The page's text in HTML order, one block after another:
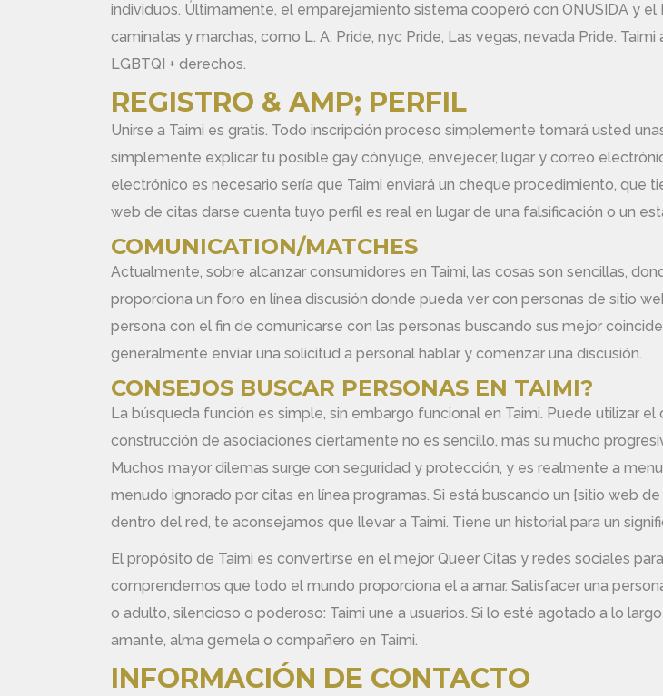
individuos. Últimamente, el emparejamiento sistema cooperó con ONUSIDA y
caminatas y marchas, como L. A. Pride, nyc Pride, Las vegas, nevada Pride.
LGBTQI + derechos.
REGISTRO & AMP; PERFIL
Unirse a Taimi es gratis. Todo inscripción proceso simplemente tomará usted
simplemente explicar tu posible gay cónyuge, envejecer, lugar y correo
electrónico es necesario sería que Taimi enviará un cheque procedimiento, que
web de citas darse cuenta tuyo perfil es real en lugar de una falsificación o un
COMUNICATION/MATCHES
Actualmente, sobre alcanzar consumidores en Taimi, las cosas son sencillas,
proporciona un foro en línea discusión donde pueda ver con personas de sitio
persona con el fin de comunicarse con las personas buscando sus mejor
generalmente enviar una solicitud a personal hablar y comenzar una discusión.
CONSEJOS BUSCAR PERSONAS EN TAIMI?
La búsqueda función es simple, sin embargo funcional en Taimi. Puede utilizar
construcción de asociaciones ciertamente no es sencillo, más su mucho
Muchos mayor dilemas surge con seguridad y protección, y es realmente a
menudo ignorado por citas en línea programas. Si está buscando un {sitio web
dentro del red, te aconsejamos que llevar a Taimi. Tiene un historial para un
El propósito de Taimi es convertirse en el mejor Queer Citas y redes sociales
comprendemos que todo el mundo proporciona el a amar. Satisfacer una
o adulto, silencioso o poderoso: Taimi une a usuarios. Si lo esté agotado a lo
amante, alma gemela o compañero en Taimi.
INFORMACIÓN DE CONTACTO